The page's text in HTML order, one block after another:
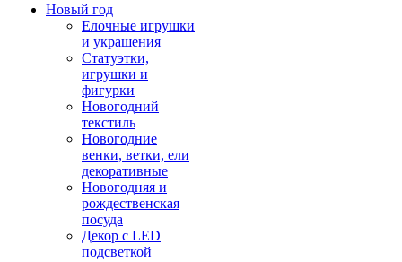
Новый год
Елочные игрушки
и украшения
Статуэтки,
игрушки и
фигурки
Новогодний
текстиль
Новогодние
венки, ветки, ели
декоративные
Новогодняя и
рождественская
посуда
Декор с LED
подсветкой